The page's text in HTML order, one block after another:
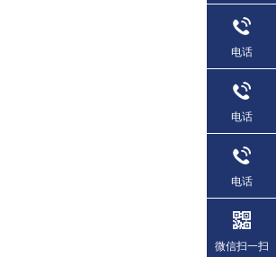
电话
电话
电话
微信扫一扫